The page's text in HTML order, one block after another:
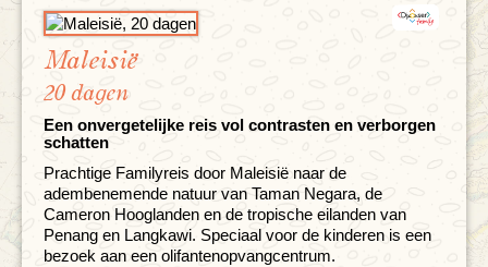
Maleisië
20 dagen
Een onvergetelijke reis vol contrasten en verborgen
schatten
Prachtige Familyreis door Maleisië naar de
adembenemende natuur van Taman Negara, de
Cameron Hooglanden en de tropische eilanden van
Penang en Langkawi. Speciaal voor de kinderen is een
bezoek aan een olifantenopvangcentrum.